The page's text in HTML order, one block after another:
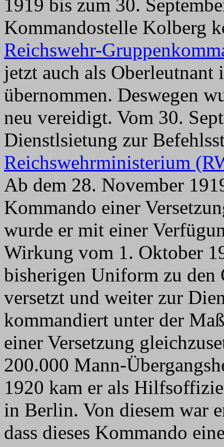
1919 bis zum 30.
Kommandostelle Kolberg
Reichswehr-
jetzt auch als Oberleutnant
übernommen. Deswegen
neu vereidigt. Vom 30.
Dienstlsietung zur
Reichswehrministerium
Ab dem 28. November
Kommando einer
wurde er mit einer
Wirkung vom 1. Oktober
bisherigen Uniform zu
versetzt und weiter zur
kommandiert unter der
einer Versetzung
200.000 Mann-
1920 kam er als
in Berlin. Von diesem war
dass dieses Kommando